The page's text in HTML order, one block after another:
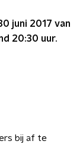
juni 2017 van
20:30 uur.
bij af te